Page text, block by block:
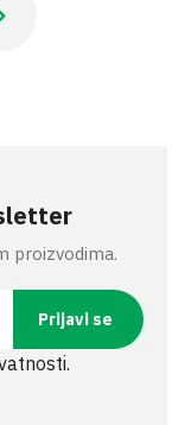
Next
›
proizvodima.